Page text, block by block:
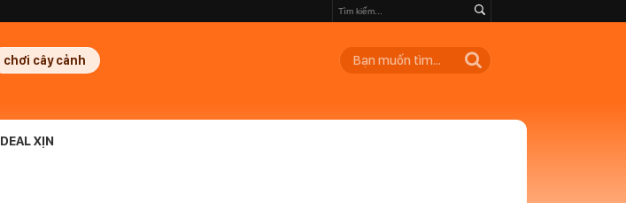
chơi cây cảnh
DEAL XỊN